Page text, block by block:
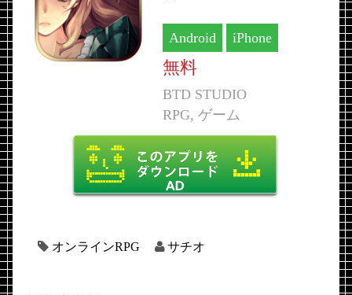
Android iPhone
無料
BTD STUDIO
RPG, ゲーム
オンラインRPG サチオ